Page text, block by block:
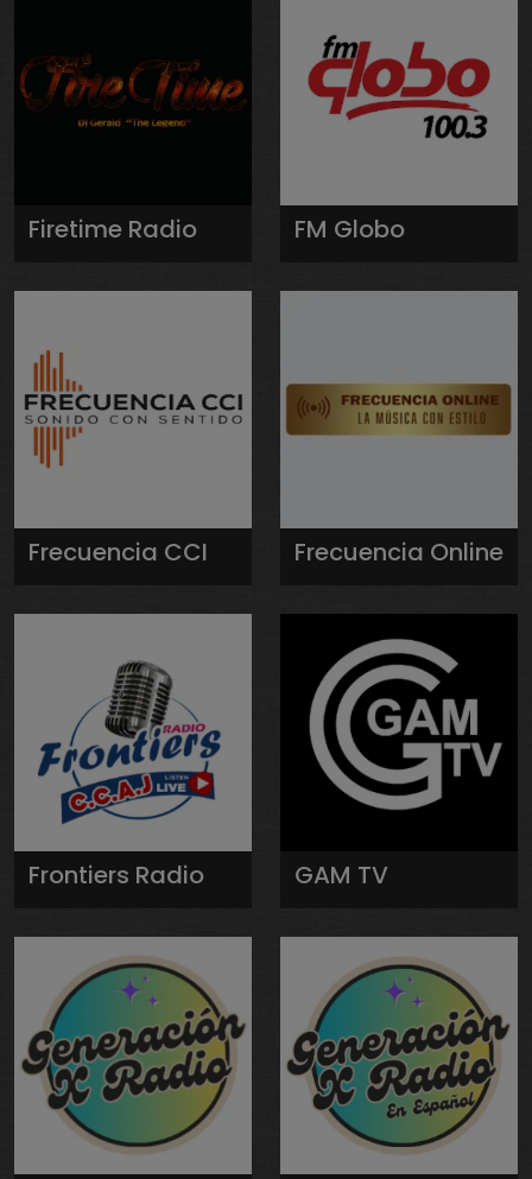
Firetime Radio FM Globo
Frecuencia CCI Frecuencia Online
Frontiers Radio GAM TV